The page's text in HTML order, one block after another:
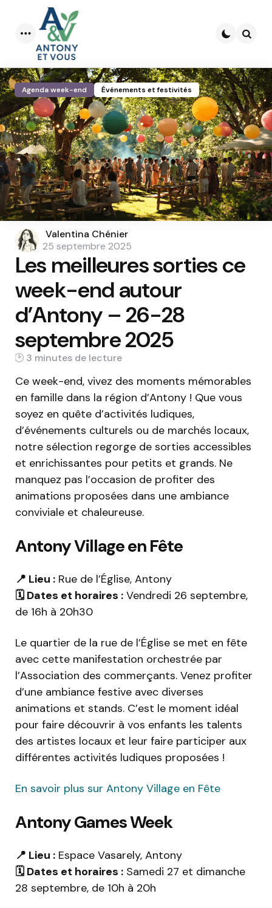
Menu
Agenda week-end Événements et festivités
Posted
by
Valentina Chénier
25 septembre 2025
Les meilleures sorties ce
week-end autour
d’Antony – 26-28
septembre 2025
3 min
Ce week-end, vivez des moments mémorables
en famille dans la région d’Antony ! Que vous
soyez en quête d’activités ludiques,
d’événements culturels ou de marchés locaux,
notre sélection regorge de sorties accessibles
et enrichissantes pour petits et grands. Ne
manquez pas l’occasion de profiter des
animations proposées dans une ambiance
conviviale et chaleureuse.
Antony Village en Fête
📍 Lieu : Rue de l’Église, Antony
🗓️ Dates et horaires : Vendredi 26 septembre,
de 16h à 20h30
Le quartier de la rue de l’Église se met en fête
avec cette manifestation orchestrée par
l’Association des commerçants. Venez profiter
d’une ambiance festive avec diverses
animations et stands. C’est le moment idéal
pour faire découvrir à vos enfants les talents
des artistes locaux et leur faire participer aux
différentes activités ludiques proposées !
En savoir plus sur Antony Village en Fête
Antony Games Week
📍 Lieu : Espace Vasarely, Antony
🗓️ Dates et horaires : Samedi 27 et dimanche
28 septembre, de 10h à 20h